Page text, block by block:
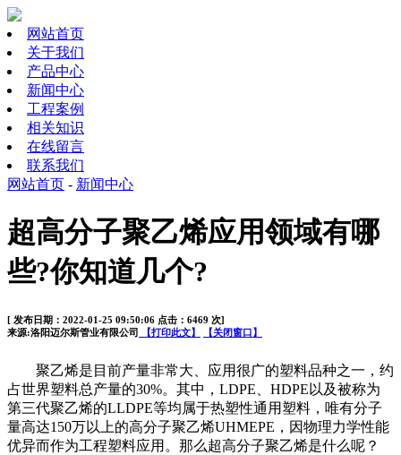
网站首页
关于我们
产品中心
新闻中心
工程案例
相关知识
在线留言
联系我们
网站首页 - 新闻中心
超高分子聚乙烯应用领域有哪
些?你知道几个?
[ 发布日期：2022-01-25 09:50:06 点击：6469 次]
来源:洛阳迈尔斯管业有限公司
【打印此文】 【关闭窗口】
聚乙烯是目前产量非常大、应用很广的塑料品种之一，约
占世界塑料总产量的30%。其中， LDPE HDPE 以及被称为
第三代聚乙烯的LLDPE等均属于热塑性通用塑料，唯有分子
量高达150万以上的高分子聚乙烯UHMEPE ，因物理力学性能
优异而作为工程塑料应用。那么超高分子聚乙烯是什么呢？